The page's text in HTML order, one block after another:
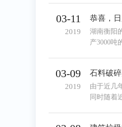
03-11
2019
恭喜，
湖南衡阳
产3000吨
03-09
2019
石料破
由于近几
同时随着